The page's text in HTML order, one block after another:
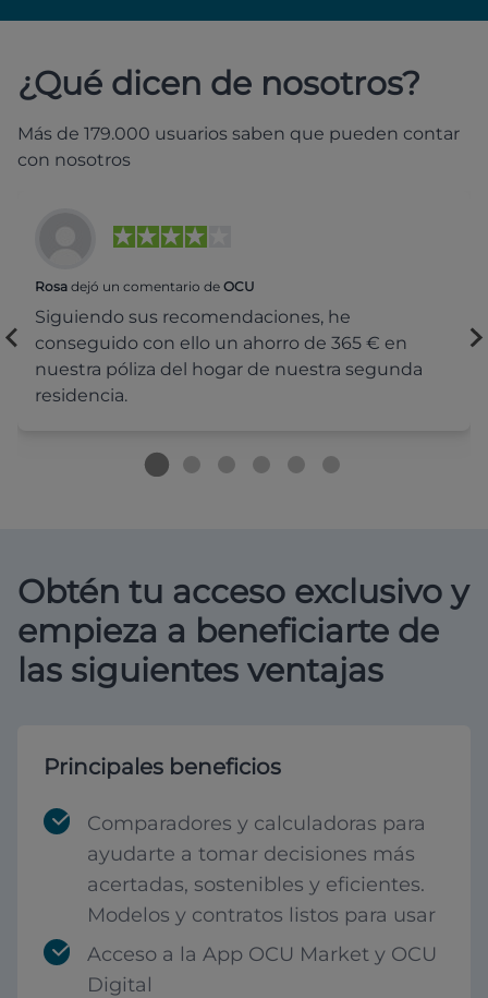
¿Qué dicen de nosotros?
Más de 179.000 usuarios saben que pueden contar
con nosotros
Rosa dejó un comentario de OCU
Siguiendo sus recomendaciones, he
conseguido con ello un ahorro de 365 € en
nuestra póliza del hogar de nuestra segunda
residencia.
Obtén tu acceso exclusivo y
empieza a beneficiarte de
las siguientes ventajas
Principales beneficios
Comparadores y calculadoras para
ayudarte a tomar decisiones más
acertadas, sostenibles y eficientes.
Modelos y contratos listos para usar
Acceso a la App OCU Market y OCU
Digital